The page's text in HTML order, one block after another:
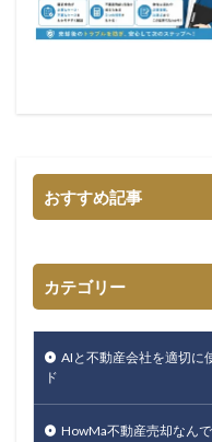
おすすめ記事
カテゴリー
AIと不動産会社を適切に
ド
HowMa不動産売却なん